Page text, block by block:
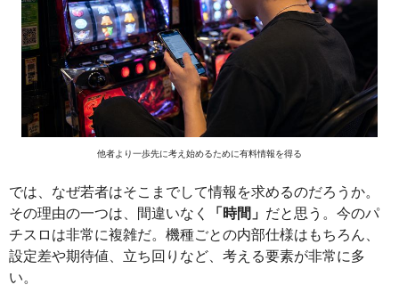
他者より一歩先に考え始めるために有料情報を得る
では、なぜ若者はそこまでして情報を求めるのだろうか。
その理由の一つは、間違いなく
「時間」 だと思う。今のパ
チスロは非常に複雑だ。機種ごとの内部仕様はもちろん、
設定差や期待値、立ち回りなど、考える要素が非常に多
い。